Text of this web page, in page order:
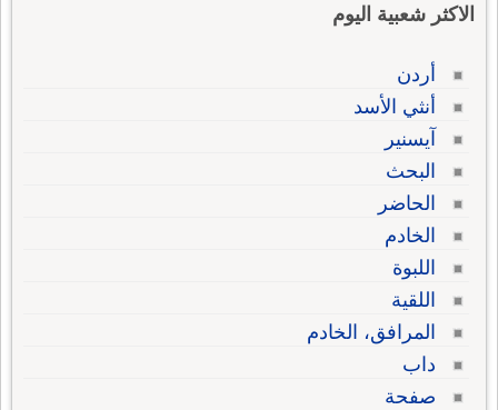
الاكثر شعبية اليوم
أردن
أنثي الأسد
آيسنير
البحث
الحاضر
الخادم
اللبوة
اللقية
المرافق، الخادم
داب
صفحة